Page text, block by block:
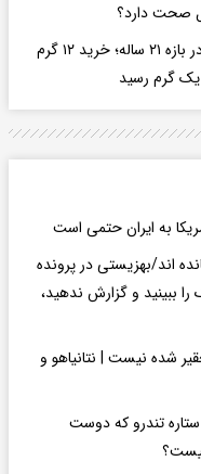
سقوط ۹۳ درصدی قدرت خرید کارگران در بازه ۲۱ ساله؛ خرید ۱۲ گرم
به ایران حتمی است
اند/بهزیستی در پرونده
ببینید و گزارش ندهید،
شده نیست | نتانیاهو و
ستاره تندرو که دوست